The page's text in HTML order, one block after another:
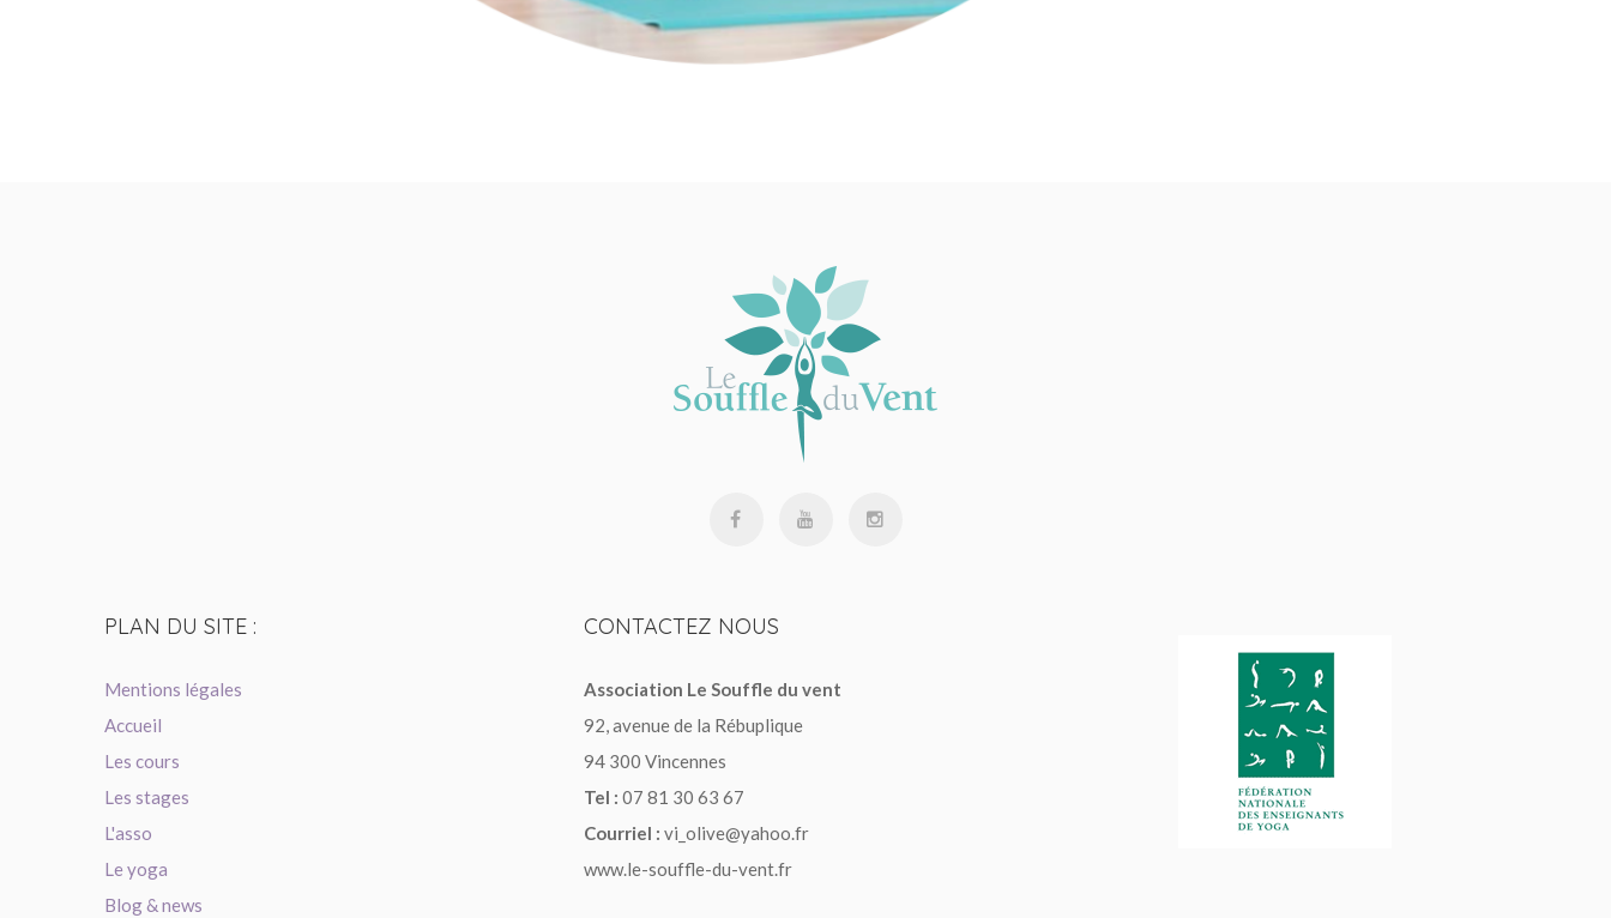
PLAN DU SITE :
Mentions légales
Accueil
Les cours
Les stages
L'asso
Le yoga
Blog & news
CONTACTEZ NOUS
Association Le Souffle du vent
92, avenue de la Rébuplique
94 300 Vincennes
Tel : 07 81 30 63 67
Courriel : vi_olive@yahoo.fr
www.le-souffle-du-vent.fr